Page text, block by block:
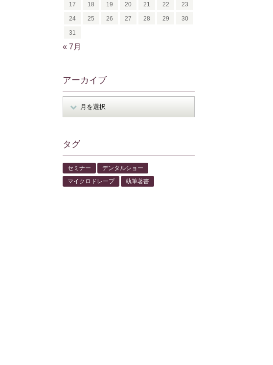
17 18 19 20 21 22 23
24 25 26 27 28 29 30
31
« 7月
アーカイブ
タグ
セミナー
デンタルショー
マイクロドレープ
執筆著書